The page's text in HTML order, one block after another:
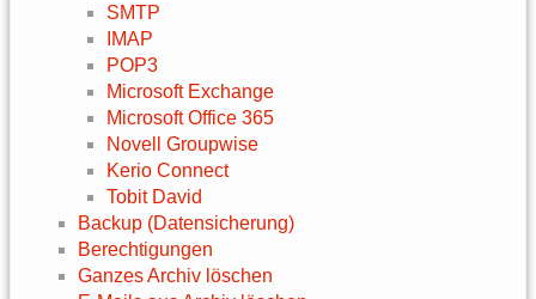
SMTP
IMAP
POP3
Microsoft Exchange
Microsoft Office 365
Novell Groupwise
Kerio Connect
Tobit David
Backup (Datensicherung)
Berechtigungen
Ganzes Archiv löschen